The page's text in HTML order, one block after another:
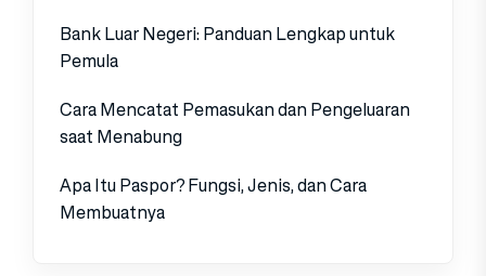
Bank Luar Negeri: Panduan Lengkap untuk
Pemula
Cara Mencatat Pemasukan dan Pengeluaran
saat Menabung
Apa Itu Paspor? Fungsi, Jenis, dan Cara
Membuatnya